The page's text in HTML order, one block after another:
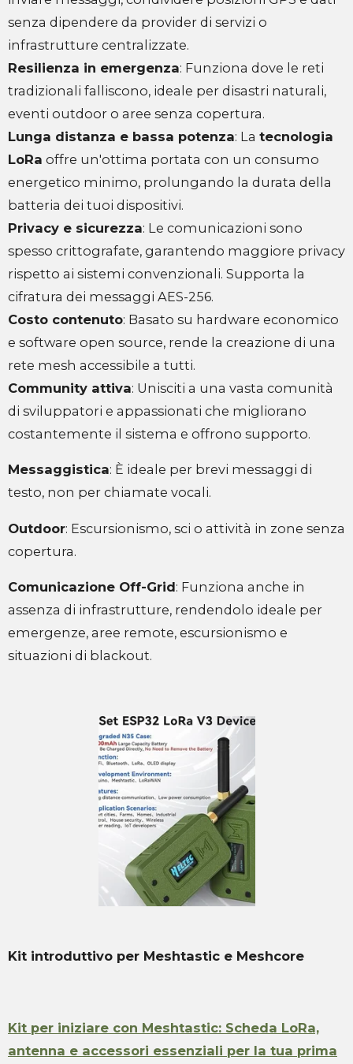
senza dipendere da provider di servizi o
infrastrutture centralizzate.
Resilienza in emergenza: Funziona dove le reti
tradizionali falliscono, ideale per disastri naturali,
eventi outdoor o aree senza copertura.
Lunga distanza e bassa potenza: La tecnologia
LoRa offre un'ottima portata con un consumo
energetico minimo, prolungando la durata della
batteria dei tuoi dispositivi.
Privacy e sicurezza: Le comunicazioni sono
spesso crittografate, garantendo maggiore privacy
rispetto ai sistemi convenzionali. Supporta la
cifratura dei messaggi AES-256.
Costo contenuto: Basato su hardware economico
e software open source, rende la creazione di una
rete mesh accessibile a tutti.
Community attiva: Unisciti a una vasta comunità
di sviluppatori e appassionati che migliorano
costantemente il sistema e offrono supporto.
Messaggistica: È ideale per brevi messaggi di
testo, non per chiamate vocali.
Outdoor: Escursionismo, sci o attività in zone senza
copertura.
Comunicazione Off-Grid: Funziona anche in
assenza di infrastrutture, rendendolo ideale per
emergenze, aree remote, escursionismo e
situazioni di blackout.
Kit introduttivo per Meshtastic e Meshcore
Kit per iniziare con Meshtastic: Scheda LoRa,
antenna e accessori essenziali per la tua prima